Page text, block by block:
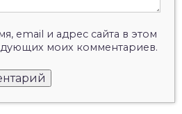
email и адрес сайта в этом
моих комментариев.